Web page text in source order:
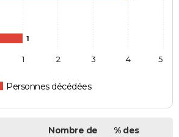
1
Personnes décédées
1 2 3 4 5
Nombre de
% des